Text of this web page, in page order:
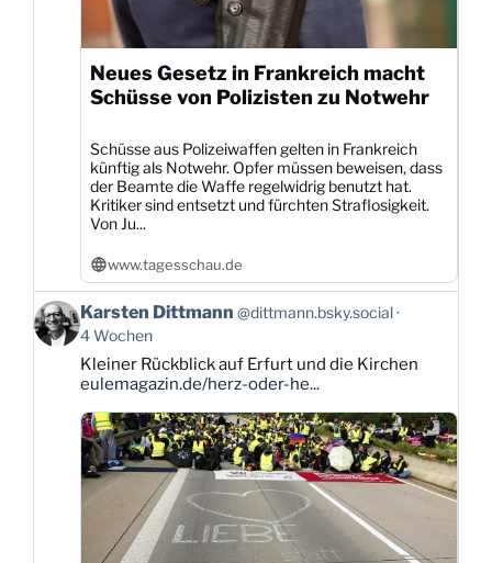
Neues Gesetz in Frankreich macht
Schüsse von Polizisten zu Notwehr
Schüsse aus Polizeiwaffen gelten in Frankreich
künftig als Notwehr. Opfer müssen beweisen, dass
der Beamte die Waffe regelwidrig benutzt hat.
Kritiker sind entsetzt und fürchten Straflosigkeit.
Von Ju...
www.tagesschau.de
Beitrag
von
Karsten
Dittmann
Bluesky
ansehen
Karsten Dittmann @dittmann.bsky.social
4 Wochen
Kleiner Rückblick auf Erfurt und die Kirchen
eulemagazin.de/herz-oder-he...